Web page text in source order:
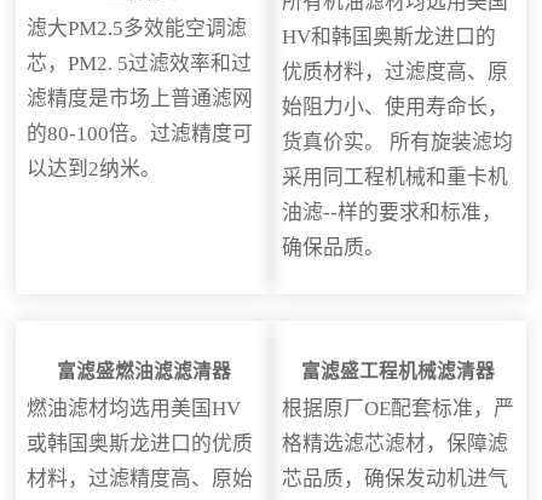
滤大PM2.5多效能空调滤
芯，PM2. 5过滤效率和过
滤精度是市场上普通滤网
的80-100倍。过滤精度可
以达到2纳米。
HV和韩国奥斯龙进口的
优质材料，过滤度高、原
始阻力小、使用寿命长，
货真价实。 所有旋装滤均
采用同工程机械和重卡机
油滤--样的要求和标准，
确保品质。
富滤盛燃油滤滤清器
燃油滤材均选用美国HV
或韩国奥斯龙进口的优质
材料，过滤精度高、原始
富滤盛工程机械滤清器
根据原厂OE配套标准，严
格精选滤芯滤材，保障滤
芯品质，确保发动机进气